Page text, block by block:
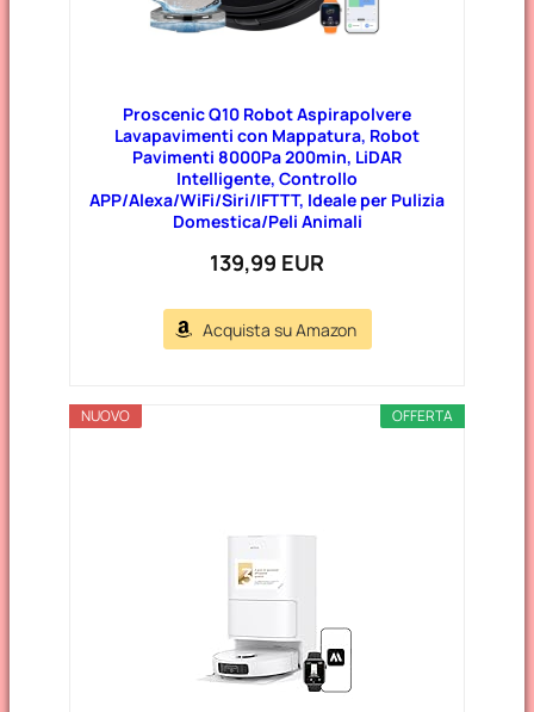
Proscenic Q10 Robot Aspirapolvere
Lavapavimenti con Mappatura, Robot
Pavimenti 8000Pa 200min, LiDAR
Intelligente, Controllo
APP/Alexa/WiFi/Siri/IFTTT, Ideale per Pulizia
Domestica/Peli Animali
139,99 EUR
Acquista su Amazon
OFFERTA
NUOVO